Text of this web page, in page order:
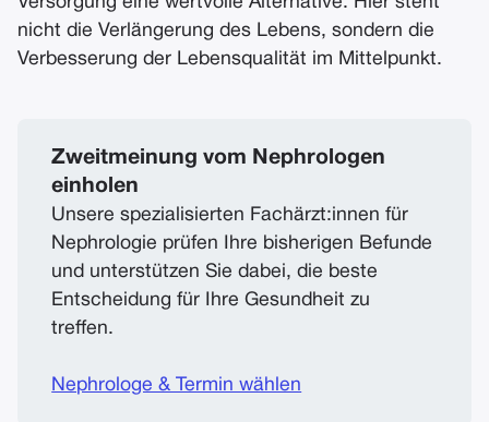
nicht die Verlängerung des Lebens, sondern die
Verbesserung der Lebensqualität im Mittelpunkt.
Zweitmeinung vom Nephrologen
einholen
Unsere spezialisierten Fachärzt:innen für
Nephrologie prüfen Ihre bisherigen Befunde
und unterstützen Sie dabei, die beste
Entscheidung für Ihre Gesundheit zu
treffen.
Nephrologe & Termin wählen